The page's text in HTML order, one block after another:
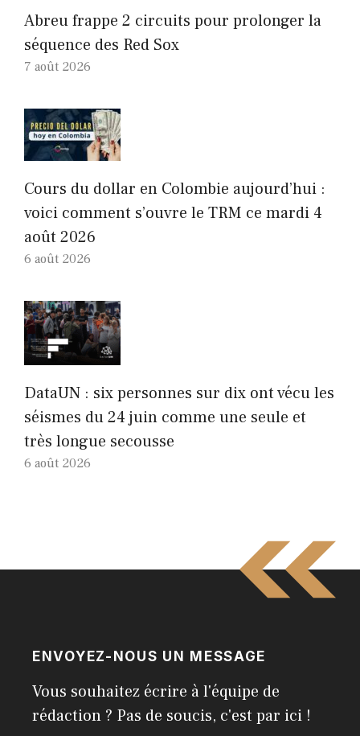
Abreu frappe 2 circuits pour prolonger la
séquence des Red Sox
7 août 2026
Cours du dollar en Colombie aujourd’hui :
voici comment s’ouvre le TRM ce mardi 4
août 2026
6 août 2026
DataUN : six personnes sur dix ont vécu les
séismes du 24 juin comme une seule et
très longue secousse
6 août 2026
ENVOYEZ-NOUS UN MESSAGE
Vous souhaitez écrire à l'équipe de
rédaction ? Pas de soucis, c'est par ici !